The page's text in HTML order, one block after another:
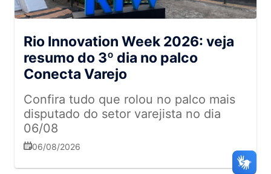
Rio Innovation Week 2026: veja
resumo do 3º dia no palco
Conecta Varejo
Confira tudo que rolou no palco mais
disputado do setor varejista no dia
06/08
06/08/2026